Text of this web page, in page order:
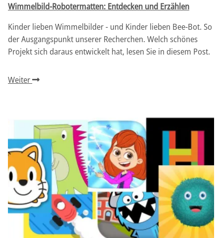
Wimmelbild-Robotermatten: Entdecken und Erzählen
Kinder lieben Wimmelbilder - und Kinder lieben Bee-Bot. So
der Ausgangspunkt unserer Recherchen. Welch schönes
Projekt sich daraus entwickelt hat, lesen Sie in diesem Post.
Weiter